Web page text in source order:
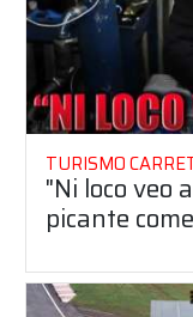
TURISMO
"Ni loco veo
picante